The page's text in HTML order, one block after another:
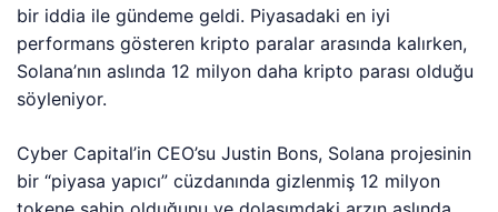
bir iddia ile gündeme geldi. Piyasadaki en iyi
performans gösteren kripto paralar arasında kalırken,
Solana’nın aslında 12 milyon daha kripto parası olduğu
söyleniyor.
Cyber ​​Capital’in CEO’su Justin Bons, Solana projesinin
bir “piyasa yapıcı” cüzdanında gizlenmiş 12 milyon